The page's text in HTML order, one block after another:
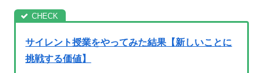
サイレント授業をやってみた結果【新しいことに
挑戦する価値】